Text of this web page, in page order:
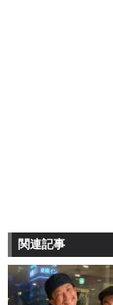
関連記事